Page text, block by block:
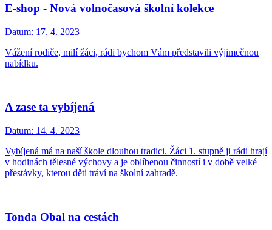
E-shop - Nová volnočasová školní kolekce
Datum: 17. 4. 2023
Vážení rodiče, milí žáci, rádi bychom Vám představili výjimečnou
nabídku.
A zase ta vybíjená
Datum: 14. 4. 2023
Vybíjená má na naší škole dlouhou tradici. Žáci 1. stupně ji rádi hrají
v hodinách tělesné výchovy a je oblíbenou činností i v době velké
přestávky, kterou děti tráví na školní zahradě.
Tonda Obal na cestách